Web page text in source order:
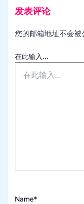
发表评论
您的邮箱地址不会被
在此输入...
Name*